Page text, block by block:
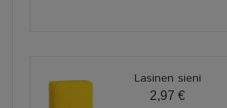
Lasinen sieni
2,97 €